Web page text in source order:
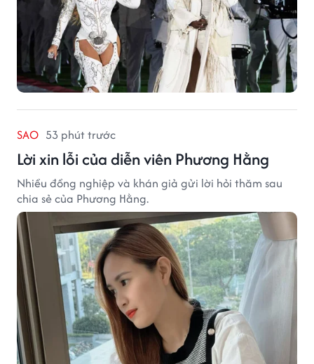
SAO 53 phút trước
Lời xin lỗi của diễn viên Phương Hằng
Nhiều đồng nghiệp và khán giả gửi lời hỏi thăm sau
chia sẻ của Phương Hằng.